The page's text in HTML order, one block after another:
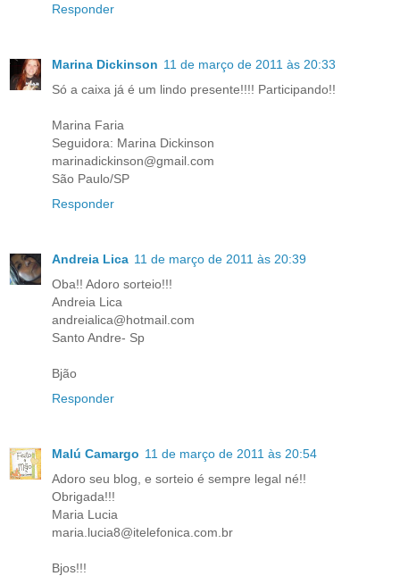
Responder
Marina Dickinson 11 de março de 2011 às 20:33
Só a caixa já é um lindo presente!!!! Participando!!
Marina Faria
Seguidora: Marina Dickinson
marinadickinson@gmail.com
São Paulo/SP
Responder
Andreia Lica 11 de março de 2011 às 20:39
Oba!! Adoro sorteio!!!
Andreia Lica
andreialica@hotmail.com
Santo Andre- Sp
Bjão
Responder
Malú Camargo 11 de março de 2011 às 20:54
Adoro seu blog, e sorteio é sempre legal né!!
Obrigada!!!
Maria Lucia
maria.lucia8@itelefonica.com.br
Bjos!!!